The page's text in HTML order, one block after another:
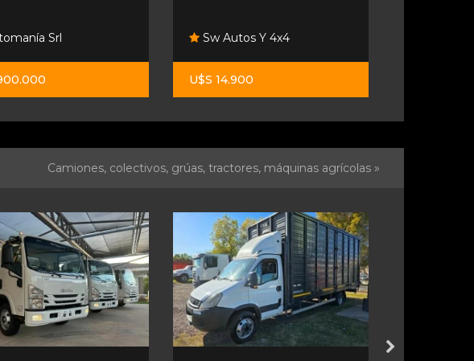
Srl Sw Autos Y 4x4
U$S 14.900
Camiones, colectivos, grúas, tractores, máquinas agrícolas »